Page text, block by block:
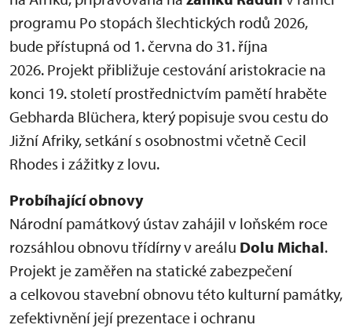
programu Po stopách šlechtických rodů 2026,
bude přístupná od 1. června do 31. října
2026. Projekt přibližuje cestování aristokracie na
konci 19. století prostřednictvím pamětí hraběte
Gebharda Blüchera, který popisuje svou cestu do
Jižní Afriky, setkání s osobnostmi včetně Cecil
Rhodes i zážitky z lovu.
Probíhající obnovy
Národní památkový ústav zahájil v loňském roce
rozsáhlou obnovu třídírny v areálu Dolu Michal.
Projekt je zaměřen na statické zabezpečení
a celkovou stavební obnovu této kulturní památky,
zefektivnění její prezentace i ochranu